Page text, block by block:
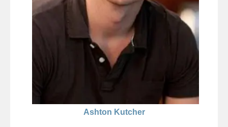
Ashton Kutcher